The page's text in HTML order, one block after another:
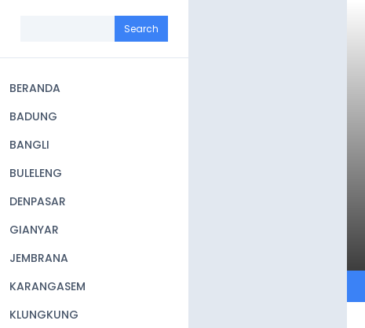
navigation
BERANDA
BADUNG
BANGLI
BULELENG
DENPASAR
GIANYAR
JEMBRANA
KARANGASEM
KLUNGKUNG